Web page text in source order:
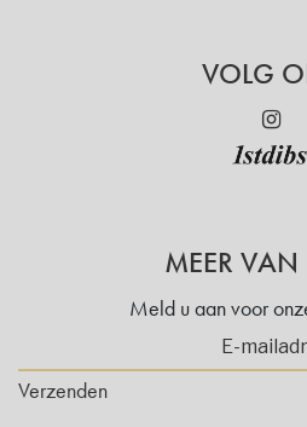
VOLG
MEER
Meld u aan voor